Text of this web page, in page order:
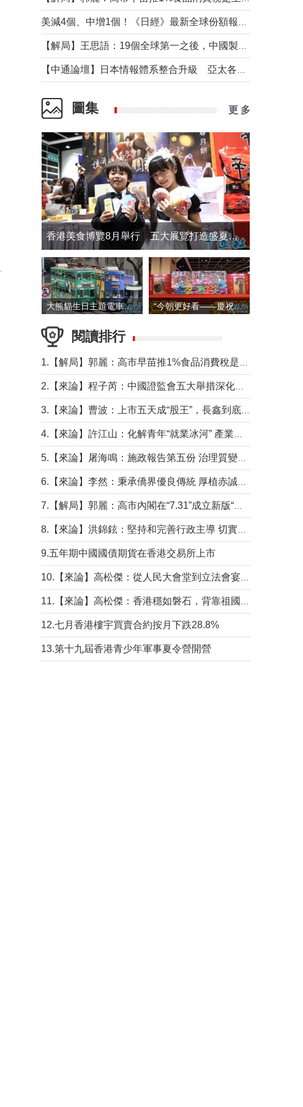
圖集 更 多
香港美食博覽8月舉行 五大展覽打造盛夏嘉年華
大熊貓生日主題電車在香港島行駛 “今朝更好看——慶祝中國共產黨成立105周年名家作品展”6日起舉行
閱讀排行
9.五年期中國國債期貨在香港交易所上市
12.七月香港樓宇買賣合約按月下跌28.8%
13.第十九屆香港青少年軍事夏令營開營